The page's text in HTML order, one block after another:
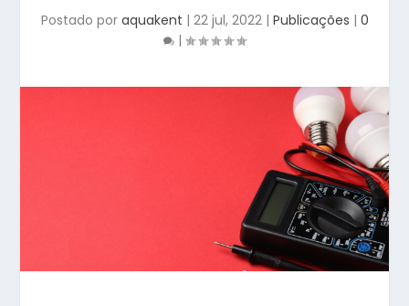
Postado por aquakent | 22 jul, 2022| Publicações | 0
|